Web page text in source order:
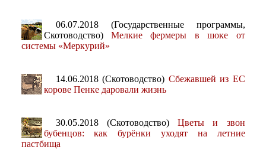
06.07.2018 (Государственные программы,
Скотоводство) Мелкие фермеры в шоке от
системы «Меркурий»
14.06.2018 (Скотоводство) Сбежавшей из ЕС
корове Пенке даровали жизнь
30.05.2018 (Скотоводство) Цветы и звон
бубенцов: как бурёнки уходят на летние
пастбища